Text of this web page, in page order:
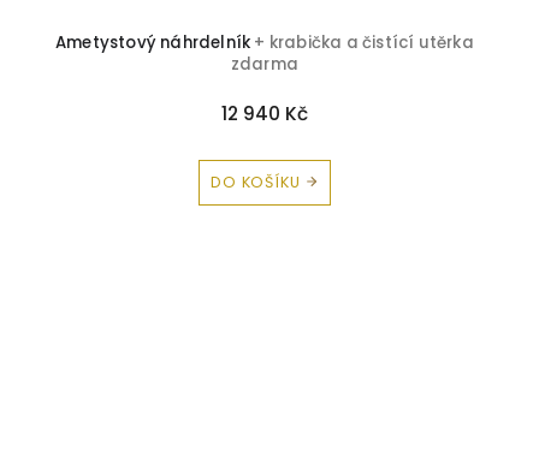
Ametystový náhrdelník + krabička a čistící utěrka
zdarma
12 940 Kč
DO KOŠÍKU